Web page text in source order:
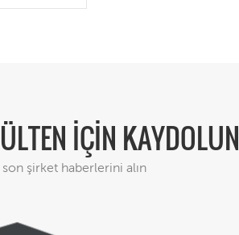
İÇİN KAYDOLUN
şirket haberlerini alın